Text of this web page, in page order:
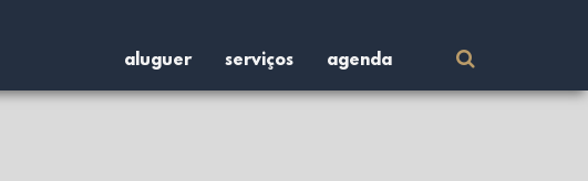
aluguer serviços agenda
Procurar
por: